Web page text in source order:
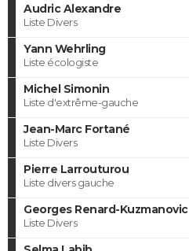
Audric Alexandre
Liste Divers
Yann Wehrling
Liste écologiste
Michel Simonin
Liste d'extrême-gauche
Jean-Marc Fortané
Liste Divers
Pierre Larrouturou
Liste divers gauche
Georges Renard-Kuzmanovic
Liste Divers